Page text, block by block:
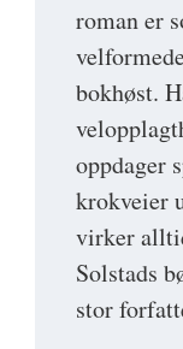
roman er
bokhøst.
oppdager
krokveier
virker
Solstads
stor